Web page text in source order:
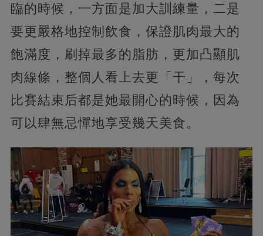
臨的時候，一方面是加大訓練量，二是
要更嚴格地控制飲食，保證肌肉最大的
飽滿度，刷掉最多的脂肪，更加凸顯肌
肉線條，整個人看上去更「干」，每次
比賽結束后都是她最開心的時候，因為
可以肆無忌憚地享受幾天美食。